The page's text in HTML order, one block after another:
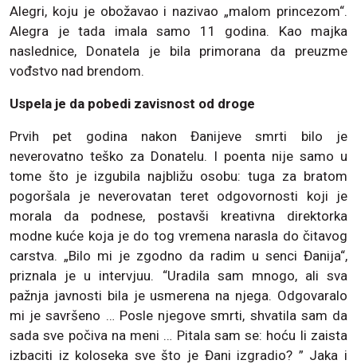
Alegri, koju je obožavao i nazivao „malom princezom“.
Alegra je tada imala samo 11 godina. Kao majka
naslednice, Donatela je bila primorana da preuzme
vođstvo nad brendom.
Uspela je da pobedi zavisnost od droge
Prvih pet godina nakon Đanijeve smrti bilo je
neverovatno teško za Donatelu. I poenta nije samo u
tome što je izgubila najbližu osobu: tuga za bratom
pogoršala je neverovatan teret odgovornosti koji je
morala da podnese, postavši kreativna direktorka
modne kuće koja je do tog vremena narasla do čitavog
carstva. „Bilo mi je zgodno da radim u senci Đanija“,
priznala je u intervjuu. “Uradila sam mnogo, ali sva
pažnja javnosti bila je usmerena na njega. Odgovaralo
mi je savršeno … Posle njegove smrti, shvatila sam da
sada sve počiva na meni … Pitala sam se: hoću li zaista
izbaciti iz koloseka sve što je Đani izgradio? ” Jaka i